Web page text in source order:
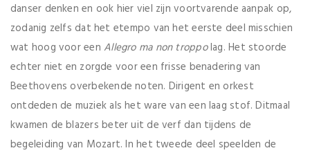
danser denken en ook hier viel zijn voortvarende aanpak op,
zodanig zelfs dat het etempo van het eerste deel misschien
wat hoog voor een Allegro ma non troppolag. Het stoorde
echter niet en zorgde voor een frisse benadering van
Beethovens overbekende noten. Dirigent en orkest
ontdeden de muziek als het ware van een laag stof. Ditmaal
kwamen de blazers beter uit de verf dan tijdens de
begeleiding van Mozart. In het tweede deel speelden de